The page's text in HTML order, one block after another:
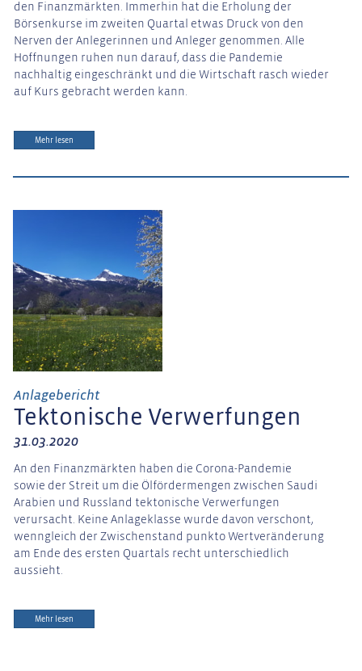
den Finanzmärkten. Immerhin hat die Erholung der
Börsenkurse im zweiten Quartal etwas Druck von den
Nerven der Anlegerinnen und Anleger genommen. Alle
Hoffnungen ruhen nun darauf, dass die Pandemie
nachhaltig eingeschränkt und die Wirtschaft rasch wieder
auf Kurs gebracht werden kann.
Mehr lesen
Anlagebericht
Tektonische Verwerfungen
31.03.2020
An den Finanzmärkten haben die Corona-Pandemie
sowie der Streit um die Ölfördermengen zwischen Saudi
Arabien und Russland tektonische Verwerfungen
verursacht. Keine Anlageklasse wurde davon verschont,
wenngleich der Zwischenstand punkto Wertveränderung
am Ende des ersten Quartals recht unterschiedlich
aussieht.
Mehr lesen